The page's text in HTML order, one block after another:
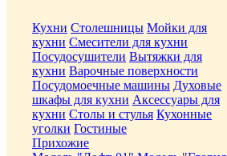
Кухни Столешницы Мойки для
кухни Смесители для кухни
Посудосушители Вытяжки для
кухни Варочные поверхности
Посудомоечные машины Духовые
шкафы для кухни Аксессуары для
кухни Столы и стулья Кухонные
уголки Гостиные
Прихожие